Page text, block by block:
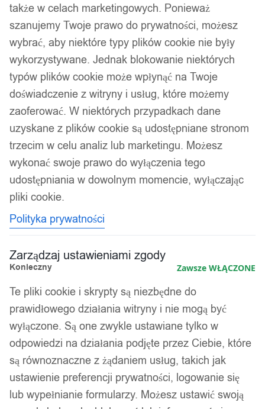
Sygnet do graweru stal 316l
także w celach marketingowych. Ponieważ
szanujemy Twoje prawo do prywatności, możesz
wybrać, aby niektóre typy plików cookie nie były
wykorzystywane. Jednak blokowanie niektórych
typów plików cookie może wpłynąć na Twoje
doświadczenie z witryny i usług, które możemy
zaoferować. W niektórych przypadkach dane
uzyskane z plików cookie są udostępniane stronom
trzecim w celu analiz lub marketingu. Możesz
wykonać swoje prawo do wyłączenia tego
udostępniania w dowolnym momencie, wyłączając
pliki cookie.
Polityka prywatności
Zarządzaj ustawieniami zgody
Konieczny Zawsze WŁĄCZONE
Te pliki cookie i skrypty są niezbędne do
prawidłowego działania witryny i nie mogą być
wyłączone. Są one zwykle ustawiane tylko w
odpowiedzi na działania podjęte przez Ciebie, które
są równoznaczne z żądaniem usług, takich jak
ustawienie preferencji prywatności, logowanie się
lub wypełnianie formularzy. Możesz ustawić swoją